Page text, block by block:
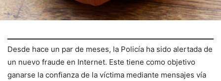
Desde hace un par de meses, la Policía ha sido alertada de
un nuevo fraude en Internet. Este tiene como objetivo
ganarse la confianza de la víctima mediante mensajes vía